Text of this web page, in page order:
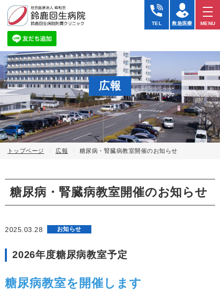
TEL 救急医療 MENU
広報
トップページ 広報 糖尿病・腎臓病教室開催のお知らせ
糖尿病・腎臓病教室開催のお知らせ
2025.03.28 お知らせ
2026年度糖尿病教室予定
糖尿病教室を開催します